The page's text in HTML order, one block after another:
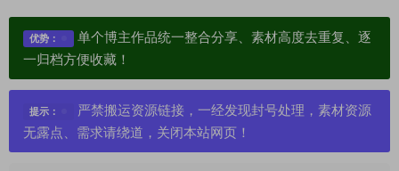
优势：
单个博主作品统一整合分享、素材高度去重复、逐
一归档方便收藏！
提示：
严禁搬运资源链接，一经发现封号处理，素材资源
无露点、需求请绕道，关闭本站网页！